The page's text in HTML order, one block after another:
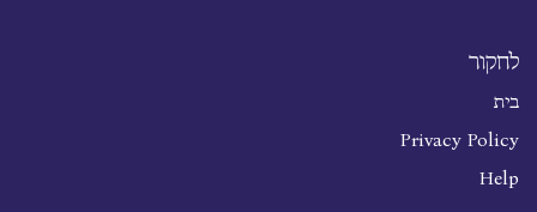
לחקור
בית
Privacy Policy
Help